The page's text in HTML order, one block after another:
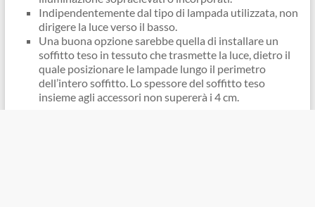
Indipendentemente dal tipo di lampada utilizzata, non
dirigere la luce verso il basso.
Una buona opzione sarebbe quella di installare un
soffitto teso in tessuto che trasmette la luce, dietro il
quale posizionare le lampade lungo il perimetro
dell’intero soffitto. Lo spessore del soffitto teso
insieme agli accessori non supererà i 4 cm.